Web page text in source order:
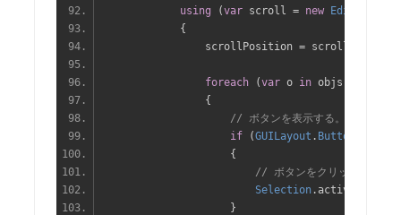
using
(var scroll = new
{
                scrollPosition
= scroll
foreach (var o in objs
{
// ボタンを表示する。ボタン上に
if
(GUILayout . Button
{
// ボタンをクリックすると
Selection . activeObject
}